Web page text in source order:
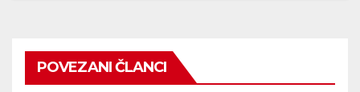
POVEZANI ČLANCI